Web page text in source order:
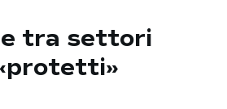
tra settori